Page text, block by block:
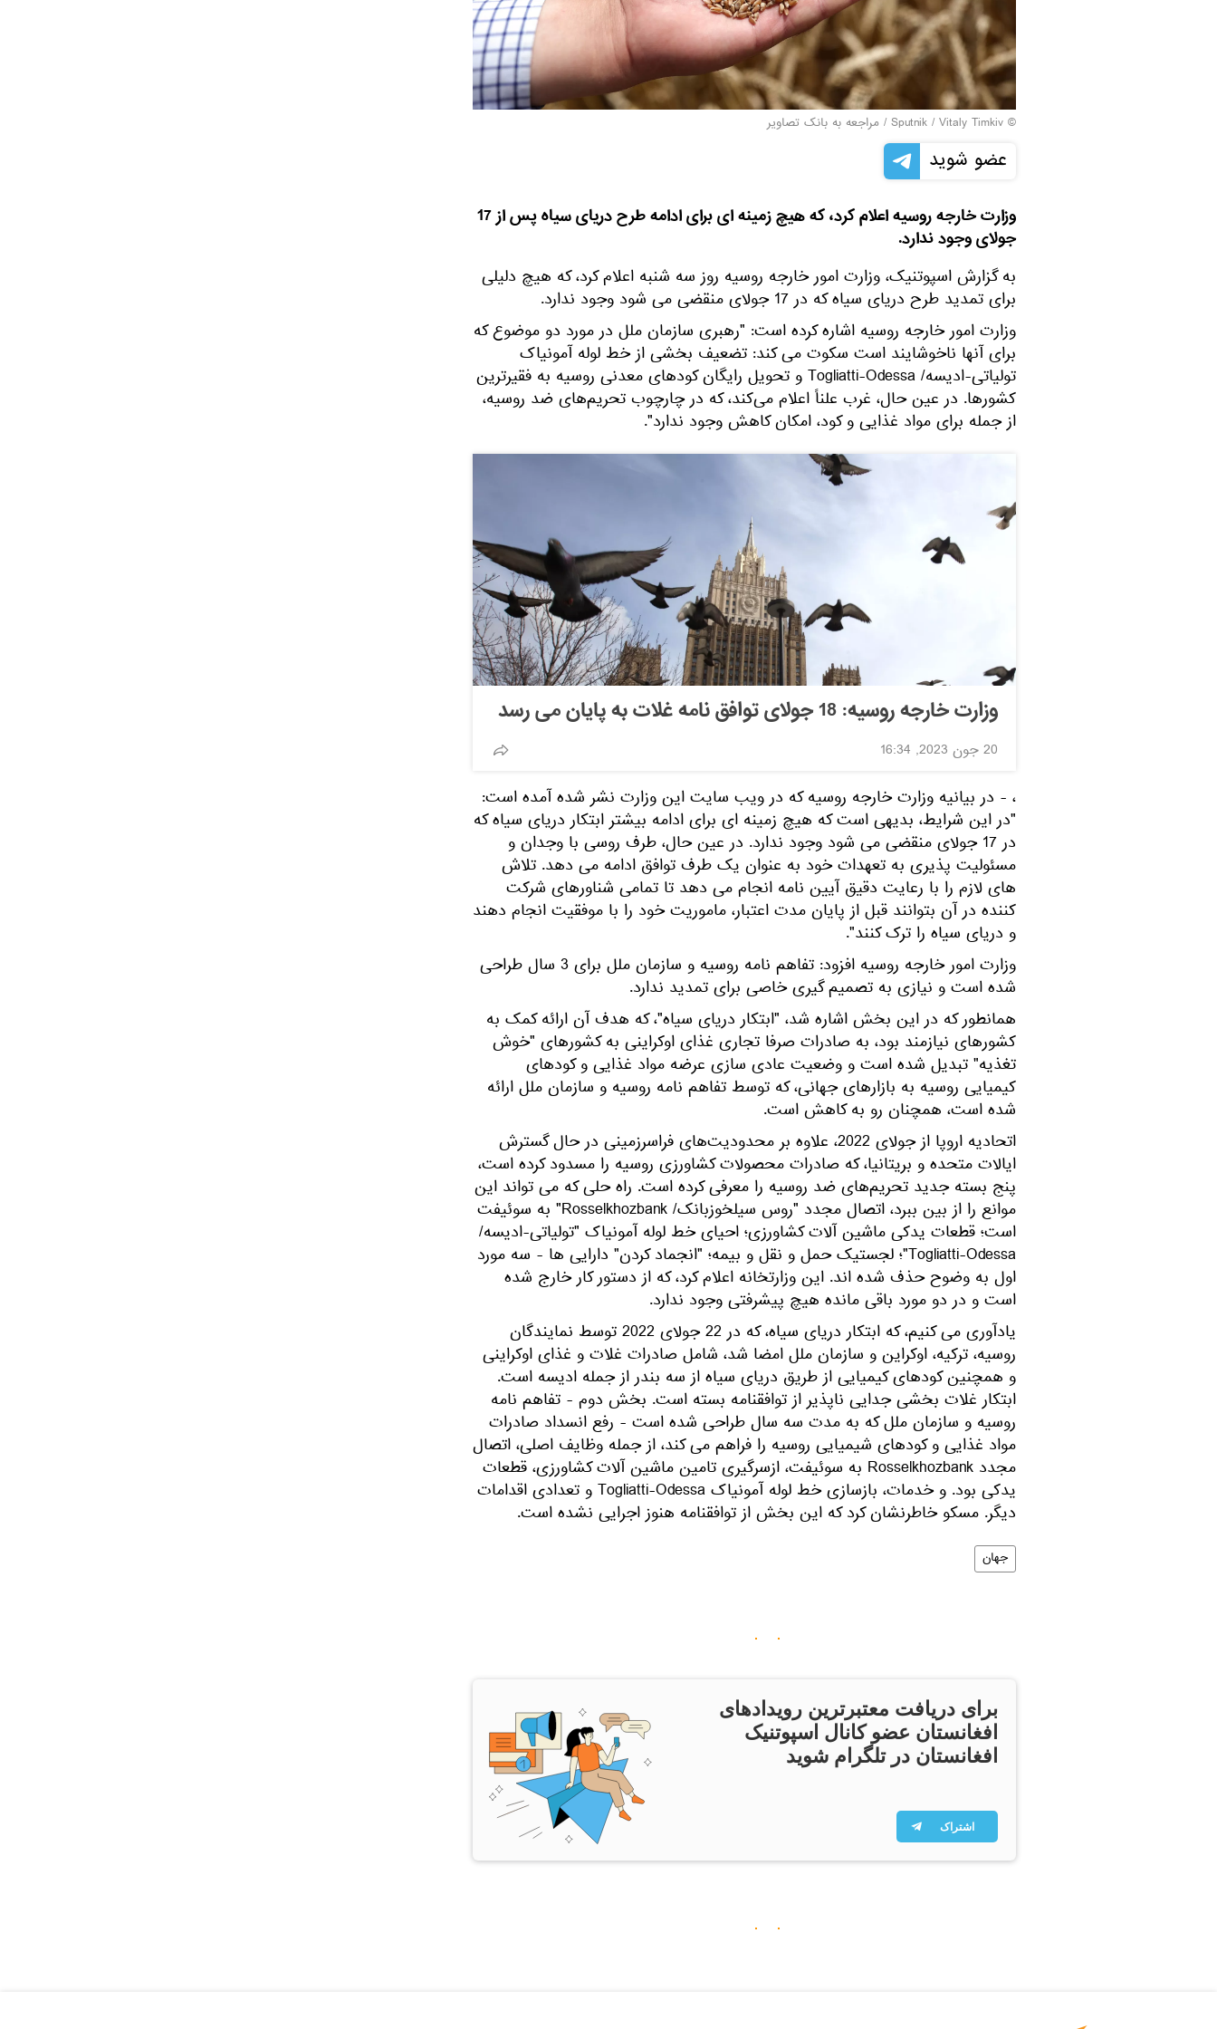
© Sputnik / Vitaly Timkiv
/ مراجعه به بانک تصاویر
عضو شوید
وزارت خارجه روسیه اعلام کرد، که هیچ زمینه ای برای ادامه طرح دریای سیاه پس از 17
جولای وجود ندارد.
به گزارش اسپوتنیک، وزارت امور خارجه روسیه روز سه شنبه اعلام کرد، که هیچ دلیلی
برای تمدید طرح دریای سیاه که در 17 جولای منقضی می شود وجود ندارد.
وزارت امور خارجه روسیه اشاره کرده است: "رهبری سازمان ملل در مورد دو موضوع که
برای آنها ناخوشایند است سکوت می کند: تضعیف بخشی از خط لوله آمونیاک
تولیاتی-ادیسه/ Togliatti-Odessa و تحویل رایگان کودهای معدنی روسیه به فقیرترین
کشورها. در عین حال، غرب علناً اعلام می‌کند، که در چارچوب تحریم‌های ضد روسیه،
از جمله برای مواد غذایی و کود، امکان کاهش وجود ندارد".
وزارت خارجه روسیه: 18 جولای توافق نامه غلات به پایان می رسد
20 جون 2023, 16:34
، - در بیانیه وزارت خارجه روسیه که در ویب سایت این وزارت نشر شده آمده است:
"در این شرایط، بدیهی است که هیچ زمینه ای برای ادامه بیشتر ابتکار دریای سیاه که
در 17 جولای منقضی می شود وجود ندارد. در عین حال، طرف روسی با وجدان و
مسئولیت پذیری به تعهدات خود به عنوان یک طرف توافق ادامه می دهد. تلاش
های لازم را با رعایت دقیق آیین نامه انجام می دهد تا تمامی شناورهای شرکت
کننده در آن بتوانند قبل از پایان مدت اعتبار، ماموریت خود را با موفقیت انجام دهند
و دریای سیاه را ترک کنند".
وزارت امور خارجه روسیه افزود: تفاهم نامه روسیه و سازمان ملل برای 3 سال طراحی
شده است و نیازی به تصمیم گیری خاصی برای تمدید ندارد.
همانطور که در این بخش اشاره شد، "ابتکار دریای سیاه"، که هدف آن ارائه کمک به
کشورهای نیازمند بود، به صادرات صرفا تجاری غذای اوکراینی به کشورهای "خوش
تغذیه" تبدیل شده است و وضعیت عادی سازی عرضه مواد غذایی و کودهای
کیمیایی روسیه به بازارهای جهانی، که توسط تفاهم نامه روسیه و سازمان ملل ارائه
شده است، همچنان رو به کاهش است.
اتحادیه اروپا از جولای 2022، علاوه بر محدودیت‌های فراسرزمینی در حال گسترش
ایالات متحده و بریتانیا، که صادرات محصولات کشاورزی روسیه را مسدود کرده است،
پنج بسته جدید تحریم‌های ضد روسیه را معرفی کرده است. راه حلی که می تواند این
موانع را از بین ببرد، اتصال مجدد "روس سیلخوزبانک/ Rosselkhozbank" به سوئیفت
است؛ قطعات یدکی ماشین آلات کشاورزی؛ احیای خط لوله آمونیاک "تولیاتی-ادیسه/
Togliatti-Odessa"؛ لجستیک حمل و نقل و بیمه؛ "انجماد کردن" دارایی ها - سه مورد
اول به وضوح حذف شده اند. این وزارتخانه اعلام کرد، که از دستور کار خارج شده
است و در دو مورد باقی مانده هیچ پیشرفتی وجود ندارد.
یادآوری می کنیم، که ابتکار دریای سیاه، که در 22 جولای 2022 توسط نمایندگان
روسیه، ترکیه، اوکراین و سازمان ملل امضا شد، شامل صادرات غلات و غذای اوکراینی
و همچنین کودهای کیمیایی از طریق دریای سیاه از سه بندر از جمله ادیسه است.
ابتکار غلات بخشی جدایی ناپذیر از توافقنامه بسته است. بخش دوم - تفاهم نامه
روسیه و سازمان ملل که به مدت سه سال طراحی شده است - رفع انسداد صادرات
مواد غذایی و کودهای شیمیایی روسیه را فراهم می کند، از جمله وظایف اصلی، اتصال
مجدد Rosselkhozbank به سوئیفت، ازسرگیری تامین ماشین آلات کشاورزی، قطعات
یدکی بود. و خدمات، بازسازی خط لوله آمونیاک Togliatti-Odessa و تعدادی اقدامات
دیگر. مسکو خاطرنشان کرد که این بخش از توافقنامه هنوز اجرایی نشده است.
جهان
برای دریافت معتبرترین رویدادهای
افغانستان عضو کانال اسپوتنیک
افغانستان در تلگرام شوید
اشتراک